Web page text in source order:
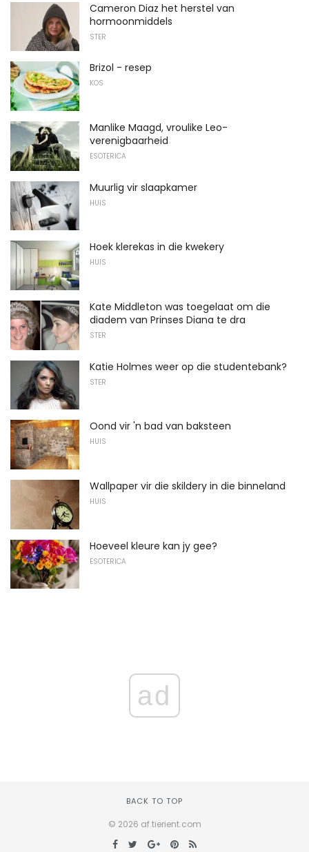
Cameron Diaz het herstel van
hormoonmiddels
STER
Brizol - resep
KOS
Manlike Maagd, vroulike Leo-
verenigbaarheid
ESOTERICA
Muurlig vir slaapkamer
HUIS
Hoek klerekas in die kwekery
HUIS
Kate Middleton was toegelaat om die
diadem van Prinses Diana te dra
STER
Katie Holmes weer op die studentebank?
STER
Oond vir 'n bad van baksteen
HUIS
Wallpaper vir die skildery in die binneland
HUIS
Hoeveel kleure kan jy gee?
ESOTERICA
ad
BACK TO TOP
© 2026 af.tierient.com